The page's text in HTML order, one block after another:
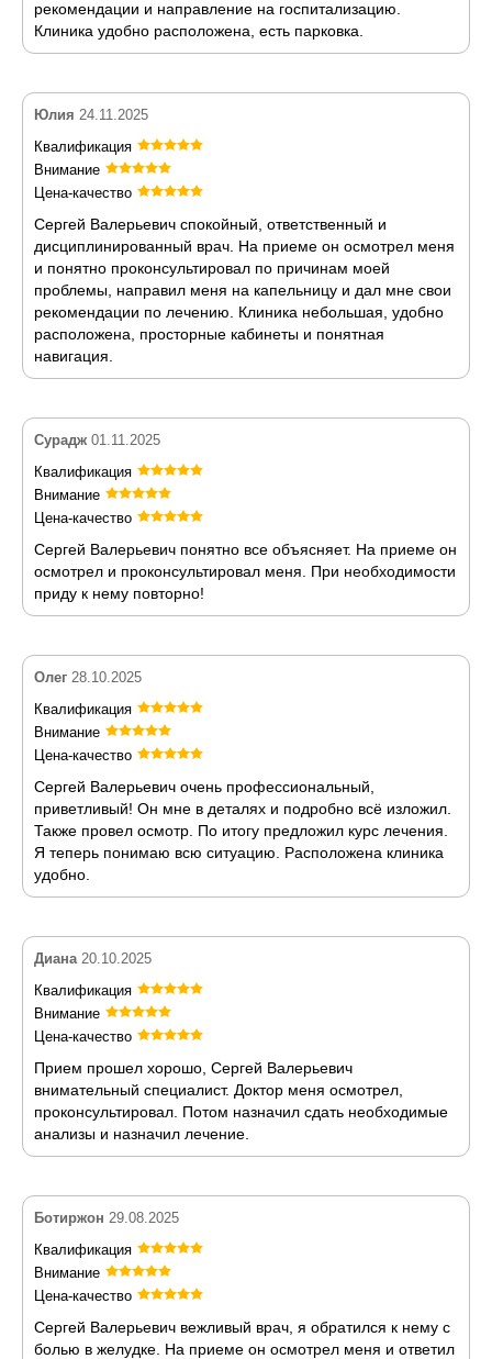
рекомендации и направление на госпитализацию.
Клиника удобно расположена, есть парковка.
Юлия 24.11.2025
Квалификация
Внимание
Цена-качество
Сергей Валерьевич спокойный, ответственный и
дисциплинированный врач. На приеме он осмотрел меня
и понятно проконсультировал по причинам моей
проблемы, направил меня на капельницу и дал мне свои
рекомендации по лечению. Клиника небольшая, удобно
расположена, просторные кабинеты и понятная
навигация.
Сурадж 01.11.2025
Квалификация
Внимание
Цена-качество
Сергей Валерьевич понятно все объясняет. На приеме он
осмотрел и проконсультировал меня. При необходимости
приду к нему повторно!
Олег 28.10.2025
Квалификация
Внимание
Цена-качество
Сергей Валерьевич очень профессиональный,
приветливый! Он мне в деталях и подробно всё изложил.
Также провел осмотр. По итогу предложил курс лечения.
Я теперь понимаю всю ситуацию. Расположена клиника
удобно.
Диана 20.10.2025
Квалификация
Внимание
Цена-качество
Прием прошел хорошо, Сергей Валерьевич
внимательный специалист. Доктор меня осмотрел,
проконсультировал. Потом назначил сдать необходимые
анализы и назначил лечение.
Ботиржон 29.08.2025
Квалификация
Внимание
Цена-качество
Сергей Валерьевич вежливый врач, я обратился к нему с
болью в желудке. На приеме он осмотрел меня и ответил